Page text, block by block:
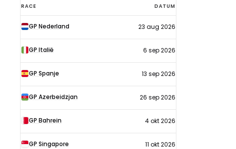
F1-
kalender
2026
RACE DATUM
GP Nederland 23 aug 2026
GP Italië 6 sep 2026
GP Spanje 13 sep 2026
GP Azerbeidzjan 26 sep 2026
GP Bahrein 4 okt 2026
GP Singapore 11 okt 2026